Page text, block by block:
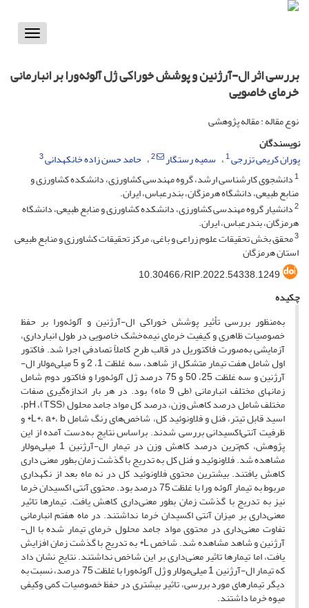
Toggle
بررسی اثر ال-‌آرژنین و پوشش خوراکی ژل آلوئه‌ورا بر انبارمانی
خرمای خاصویی
نوع مقاله : مقاله پژوهشی
نویسندگان
پوران کریمی تزرجی1 سمیه رستگار 2 حامد حسن زاده خانکهدانی3
1دانشجوی کارشناسی ارشد، گروه مهندسی کشاورزی، دانشکده کشاورزی و
منابع طبیعی، دانشگاه هرمزگان، بندرعباس، ایران.
2دانشیار گروه مهندسی کشاورزی، دانشکده کشاورزی و منابع طبیعی، دانشگاه
هرمزگان، بندرعباس، ایران.
3محقق بخش تحقیقات علوم زراعی و باغی، مرکز تحقیقات کشاورزی و منابع طبیعی
استان هرمزگان
10.30466/RIP.2022.54338.1249
چکیده
به‌منظور بررسی تأثیر پوشش خوراکی ال‌-آرژنین و آلوئه‌ورا بر حفظ
خصوصیات ظاهری و کیفیت خرمای نیمه‌خشک خاصویی در طول انبارداری،
آزمایشی به‌صورت فاکتوریل در قالب طرح کاملاً تصادفی اجرا شد. فاکتور
اول شامل هفت تیمار متشکل از شاهد، سه غلظت 1، 2 و 5 میلی‌مولار ال‌‌-
آرژنین و سه غلظت 25، 50 و 75 درصد ژل آلوئه‌ورا و فاکتور دوم شامل
زمانهای مختلف انبارمانی (طی 9 ماه) بود. در هر بار اندازه‌گیری صفات
مختلف شامل درصد کاهش وزن، درصد کل مواد جامد محلول (TSS)، pH،
اسید قابل تیتر، فنل و فلاونوئید کل، شاخص‌های رنگ شامل L*، a*، b* و
ظرفیت آنتی‌اکسیدانی بررسی شدند. براساس نتایج به‌دست آمده از این
پژوهش، کم‌ترین درصد کاهش وزن در تیمار ال-‌آرژنین 1 میلی‌مولار
مشاهده شد. فلاونوئید و فنل کل به تدریج با گذشت زمان بطور معنی داری
کاهش یافتند. بیشترین محتوی فلاونوئید کل در نه ماه بعد از نگهداری
مربوط به تیمار آلوئه ورا با غلظت 75 درصد بود. محتوی آنتی اکسیدان خرما
نیز به تدریج با گذشت زمان بطور معنی‌داری کاهش یافت. تیمارها تاثیر
معنی‌داری بر میزان آنتی اکسیدان خرما نداشتند. در ماه هفتم انبارمانی
تفاوت معنی‌داری در محتوی مواد جامد محلول خرمای تیمار شده با ال-
آرژنین و شاهد مشاهده شد. شاخص L* به تدریج با گذشت زمان افزایش
یافت، اما تیمارها تاثیر معنی‌داری بر این شاخص نداشتند. نتایج نشان داد
که تیمار ال-‌آرژنین 1 میلی‌مولار و ژل آلوئه‌ورا با غلظت 75 درصد، نسبت به
دیگر تیمارهای مورد بررسی، تاثیر بیشتری در حفظ خصوصیات کمی وکیفی
میوه خرما داشتند.